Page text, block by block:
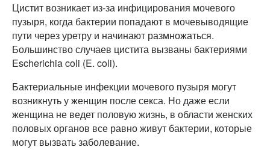
Цистит возникает из-за инфицирования мочевого
пузыря, когда бактерии попадают в мочевыводящие
пути через уретру и начинают размножаться.
Большинство случаев цистита вызваны бактериями
Escherichia coli (E. coli).
Бактериальные инфекции мочевого пузыря могут
возникнуть у женщин после секса. Но даже если
женщина не ведет половую жизнь, в области женских
половых органов все равно живут бактерии, которые
могут вызвать заболевание.